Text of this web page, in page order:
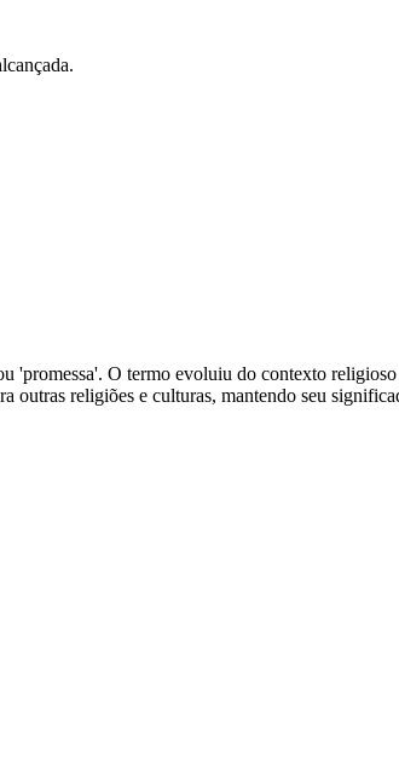
O termo evoluiu do contexto religioso
religiões e culturas, mantendo seu